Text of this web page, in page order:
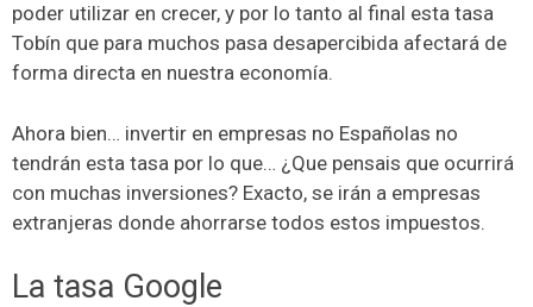
poder utilizar en crecer, y por lo tanto al final esta tasa
Tobín que para muchos pasa desapercibida afectará de
forma directa en nuestra economía.
Ahora bien… invertir en empresas no Españolas no
tendrán esta tasa por lo que… ¿Que pensais que ocurrirá
con muchas inversiones? Exacto, se irán a empresas
extranjeras donde ahorrarse todos estos impuestos.
La tasa Google